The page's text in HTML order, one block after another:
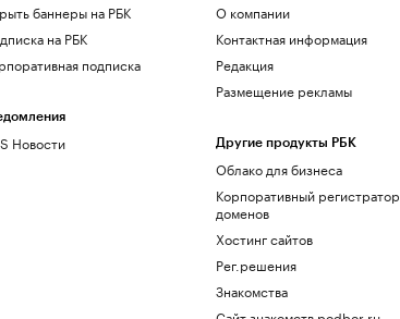
баннеры на РБК
на РБК
подписка
Новости
О компании
Контактная информация
Редакция
Размещение рекламы
Другие продукты РБК
Облако для бизнеса
Корпоративный регистратор
доменов
Хостинг сайтов
Рег.решения
Знакомства